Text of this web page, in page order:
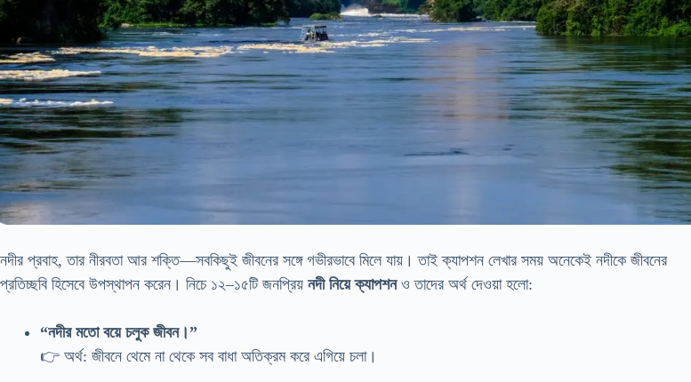
নদীর প্রবাহ, তার নীরবতা আর শক্তি—সবকিছুই জীবনের সঙ্গে গভীরভাবে মিলে যায়। তাই ক্যাপশন লেখার সময় অনেকেই নদীকে জীবনের
প্রতিচ্ছবি হিসেবে উপস্থাপন করেন। নিচে ১২–১৫টি জনপ্রিয় নদী নিয়ে ক্যাপশনও তাদের অর্থ দেওয়া হলো:
“নদীর মতো বয়ে চলুক জীবন।”
👉 অর্থ: জীবনে থেমে না থেকে সব বাধা অতিক্রম করে এগিয়ে চলা।